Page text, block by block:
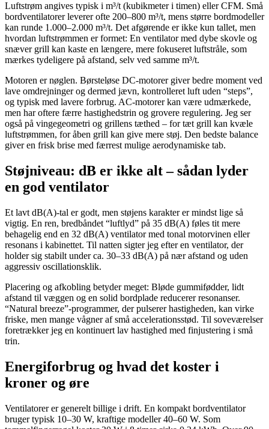
Luftstrøm angives typisk i m³/t (kubikmeter i timen) eller CFM. Små
bordventilatorer leverer ofte 200–800 m³/t, mens større bordmodeller
kan runde 1.000–2.000 m³/t. Det afgørende er ikke kun tallet, men
hvordan luftstrømmen er formet: En ventilator med dybe skovle og
snæver grill kan kaste en længere, mere fokuseret luftstråle, som
mærkes tydeligere på afstand, selv ved samme m³/t.
Motoren er nøglen. Børsteløse DC-motorer giver bedre moment ved
lave omdrejninger og dermed jævn, kontrolleret luft uden “steps”,
og typisk med lavere forbrug. AC-motorer kan være udmærkede,
men har oftere færre hastighedstrin og grovere regulering. Jeg ser
også på vingegeometri og grillens tæthed – for tæt grill kan kvæle
luftstrømmen, for åben grill kan give mere støj. Den bedste balance
giver en frisk brise med færrest mulige aerodynamiske tab.
Støjniveau: dB er ikke alt – sådan lyder
en god ventilator
Et lavt dB(A)-tal er godt, men støjens karakter er mindst lige så
vigtig. En ren, bredbåndet “luftlyd” på 35 dB(A) føles tit mere
behagelig end en 32 dB(A) ventilator med tonal motorvinen eller
resonans i kabinettet. Til natten sigter jeg efter en ventilator, der
holder sig stabilt under ca. 30–33 dB(A) på nær afstand og uden
aggressiv oscillationsklik.
Placering og afkobling betyder meget: Bløde gummifødder, lidt
afstand til væggen og en solid bordplade reducerer resonanser.
“Natural breeze”-programmer, der pulserer hastigheden, kan virke
friske, men mange vågner af små accelerationsstød. Til soveværelser
foretrækker jeg en kontinuert lav hastighed med finjustering i små
trin.
Energiforbrug og hvad det koster i
kroner og øre
Ventilatorer er generelt billige i drift. En kompakt bordventilator
bruger typisk 10–30 W, kraftige modeller 40–60 W. Som